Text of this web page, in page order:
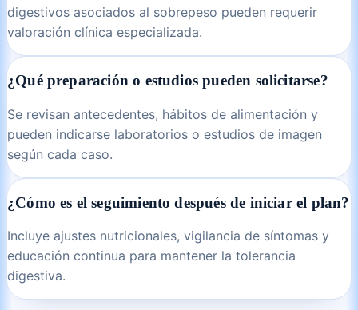
digestivos asociados al sobrepeso pueden requerir
valoración clínica especializada.
¿Qué preparación o estudios pueden solicitarse?
Se revisan antecedentes, hábitos de alimentación y
pueden indicarse laboratorios o estudios de imagen
según cada caso.
¿Cómo es el seguimiento después de iniciar el plan?
Incluye ajustes nutricionales, vigilancia de síntomas y
educación continua para mantener la tolerancia
digestiva.